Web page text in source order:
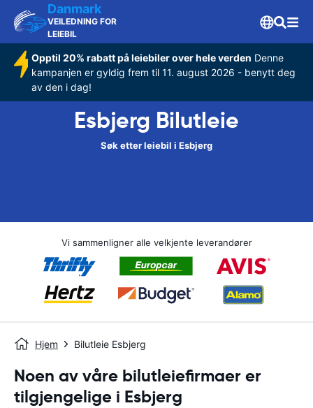
Danmark
VEILEDNING FOR
LEIEBIL
Opptil 20% rabatt på leiebiler over hele verden Denne
kampanjen er gyldig frem til 11. august 2026 - benytt deg
av den i dag!
Esbjerg Bilutleie
Søk etter leiebil i Esbjerg
Vi sammenligner alle velkjente leverandører
Hjem Bilutleie Esbjerg
Noen av våre bilutleiefirmaer er
tilgjengelige i Esbjerg